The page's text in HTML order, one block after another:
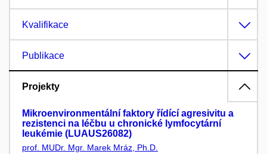
Kvalifikace
Publikace
Projekty
Mikroenvironmentální faktory řídící agresivitu a
rezistenci na léčbu u chronické lymfocytární
leukémie (LUAUS26082)
prof. MUDr. Mgr. Marek Mráz, Ph.D.